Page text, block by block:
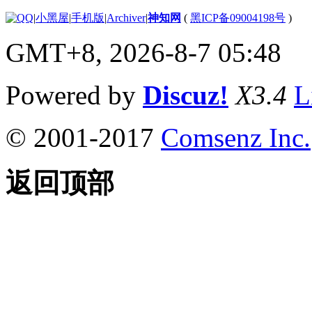
|小黑屋|手机版|Archiver|神知网 ( 黑ICP备09004198号 )
GMT+8, 2026-8-7 05:48
Powered by Discuz! X3.4
© 2001-2017 Comsenz Inc.
返回顶部